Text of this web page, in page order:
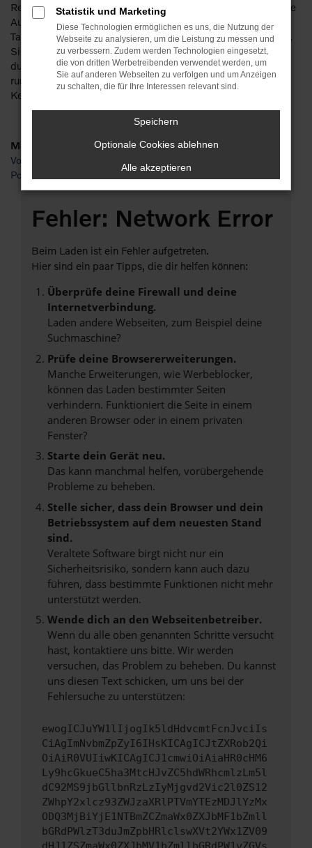
Reihe von Modellen auf Lager und bieten so eine interessante
Auswahl. Ein Pluspunkt, den Ihnen eine Volvo XC40
Tageszulassung für Jena bietet, ist die direkte Verfügbarkeit.
Sie brauchen nicht zu warten, sondern können direkt
durchstarten. Preislich bewegen wir uns ohnehin in einem
rundum attraktiven Segment – die Rabatte sind ja eines der
Kernargumente zugunsten dieser Angebotsform für Autos.
Marken
Volvo
Polestar
Fehler: Network Error
Beim Laden ist ein Fehler aufgetreten.
Hier sind ein paar Tipps, die dir helfen können:
Überprüfe deine Firewall und deine
Internetverbindung.
Laden andere Webseiten, zum Beispiel deine
Suchmaschine?
Prüfe deine Browsererweiterungen.
Manche Erweiterungen, wie Werbeblocker,
können das Laden bestimmter Seiten
verhindern. Funktioniert die Seite in einem
anderen Browser oder in einem privaten
Fenster?
Starte dein Gerät neu.
Das kann manchmal helfen, vorübergehende
Probleme zu beheben.
Stelle sicher, dass dein Browser und dein
Betriebssystem auf dem neuesten Stand
sind.
Veraltete Software birgt nicht nur ein
Sicherheitsrisiko, sondern kann auch dazu
führen, dass bestimmte Funktionen nicht mehr
unterstützt werden.
Wende dich an den Webseitenbetreiber.
Wenn du alle oben genannten Schritte versucht
hast, kontaktiere uns bitte. Wir werden
versuchen, das Problem zu beheben. Du kannst
uns diesen Text schicken, um uns bei der
Fehlersuche zu unterstützen:
ewogICJuYW1lIjogIk5ldHdvcmtFcnJvciIs
CiAgImNvbmZpZyI6IHsKICAgICJtZXRob2Qi
OiAiR0VUIiwKICAgICJ1cmwiOiAiaHR0cHM6
Ly9hcGkueC5ha3MtcHJvZC5hdWRhcmlzLm5l
dC92MS9jbGllbnRzLzIyMjgvd2Vic2l0ZS12
ZWhpY2xlcz93ZWJzaXRlPTVmYTEzMDJlYzMx
ODQ3MjBiYjE1NTBmZCZmaWx0ZXJbMF1bZmll
bGRdPWlzT3duJmZpbHRlclswXVt2YWx1ZV09
Statistik und Marketing
Diese Technologien ermöglichen es uns, die Nutzung der
Webseite zu analysieren, um die Leistung zu messen und
zu verbessern. Zudem werden Technologien eingesetzt,
die von dritten Werbetreibenden verwendet werden, um
Sie auf anderen Webseiten zu verfolgen und um Anzeigen
zu schalten, die für Ihre Interessen relevant sind.
Speichern
Optionale Cookies ablehnen
Alle akzeptieren